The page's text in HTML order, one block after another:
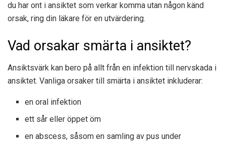
du har ont i ansiktet som verkar komma utan någon känd
orsak, ring din läkare för en utvärdering.
Vad orsakar smärta i ansiktet?
Ansiktsvärk kan bero på allt från en infektion till nervskada i
ansiktet. Vanliga orsaker till smärta i ansiktet inkluderar:
en oral infektion
ett sår eller öppet öm
en abscess, såsom en samling av pus under